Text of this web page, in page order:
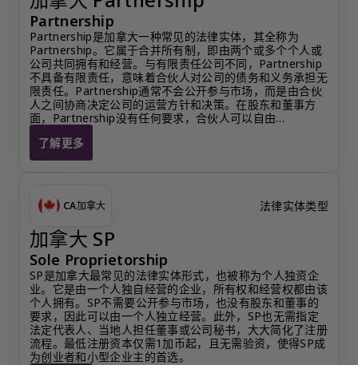
Partnership
Partnership是加拿大一种常见的法律实体，其全称为
Partnership。它属于合并所有制，即由两个或多个个人或
公司共同拥有和经营。与有限责任公司不同，Partnership
不具备有限责任，意味着合伙人对公司的债务和义务承担无
限责任。Partnership通常不会公开参与市场，而是由合伙
人之间协商决定公司的运营方针和决策。在股东和董事方
面，Partnership没有任何要求，合伙人可以自由…
了解更多
加拿大 Partnership
CA加拿大 法律实体类型
加拿大 SP
Sole Proprietorship
SP是加拿大最常见的法律实体形式，也被称为个人独资企
业。它是由一个人独自经营的企业，所有权和经营权都由该
个人拥有。SP不需要公开参与市场，也没有股东和董事的
要求，因此可以由一个人独立经营。此外，SP也无需指定
法定代表人、当地人担任董事或公司秘书，大大简化了注册
流程。最低注册资本仅需1加币起，且无需验资，使得SP成
为创业者和小型企业主的首选。